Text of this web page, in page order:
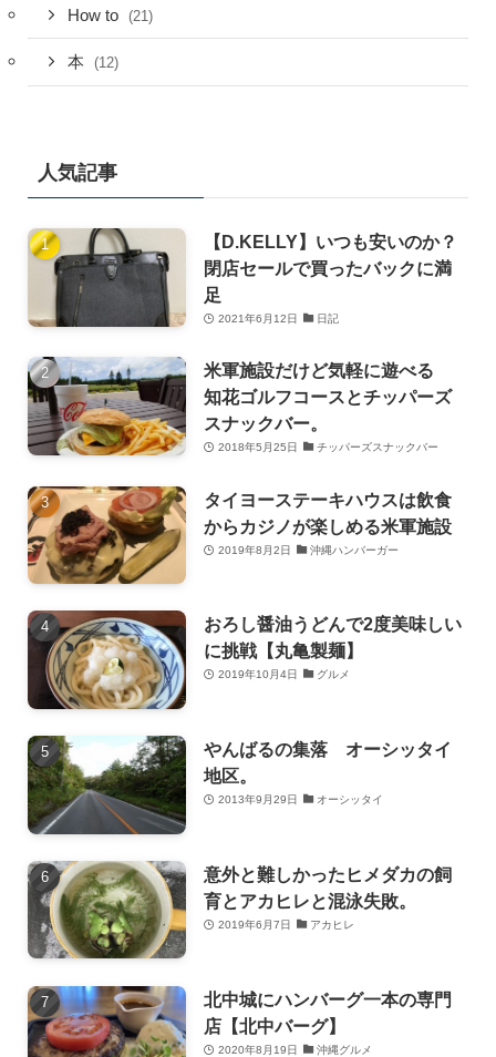
How to (21)
本 (12)
人気記事
【D.KELLY】いつも安いのか？
閉店セールで買ったバックに満
足
2021年6月12日 日記
米軍施設だけど気軽に遊べる
知花ゴルフコースとチッパーズ
スナックバー。
2018年5月25日 チッパーズスナックバー
タイヨーステーキハウスは飲食
からカジノが楽しめる米軍施設
2019年8月2日 沖縄ハンバーガー
おろし醤油うどんで2度美味しい
に挑戦【丸亀製麺】
2019年10月4日 グルメ
やんばるの集落 オーシッタイ
地区。
2013年9月29日 オーシッタイ
意外と難しかったヒメダカの飼
育とアカヒレと混泳失敗。
2019年6月7日 アカヒレ
北中城にハンバーグ一本の専門
店【北中バーグ】
2020年8月19日 沖縄グルメ